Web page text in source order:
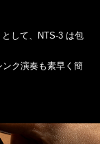
して、NTS-3 は包
ク演奏も素早く簡